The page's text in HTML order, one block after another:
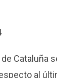
Cataluña
al